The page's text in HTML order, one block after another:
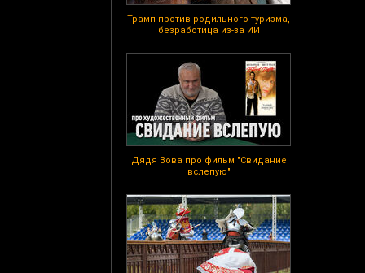
Трамп против родильного туризма,
безработица из-за ИИ
Дядя Вова про фильм "Свидание
вслепую"